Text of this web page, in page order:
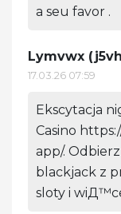
a seu favor .
Lymvwx (
17.03.26 07:59
Ekscytacja
Casino
app/.
blackjack z
sloty i